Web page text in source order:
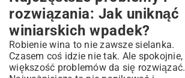
rozwiązania: Jak uniknąć
winiarskich wpadek?
Robienie wina to nie zawsze sielanka.
Czasem coś idzie nie tak. Ale spokojnie,
większość problemów da się rozwiązać.